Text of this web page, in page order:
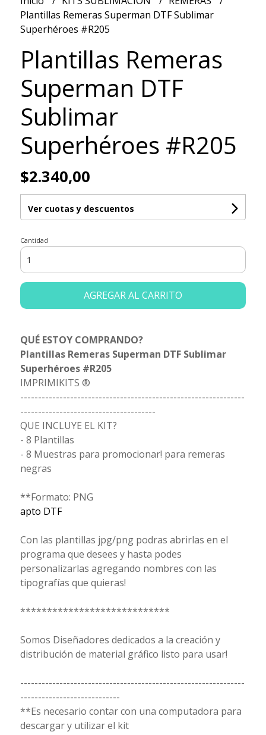
Plantillas Remeras Superman DTF Sublimar
Superhéroes #R205
Plantillas Remeras
Superman DTF
Sublimar
Superhéroes #R205
$2.340,00
Ver cuotas y descuentos
Cantidad
AGREGAR AL CARRITO
QUÉ ESTOY COMPRANDO?
Plantillas Remeras Superman DTF Sublimar
Superhéroes #R205
IMPRIMIKITS ®
---------------------------------------------------------------
--------------------------------------
QUE INCLUYE EL KIT?
- 8 Plantillas
- 8 Muestras para promocionar! para remeras
negras
**Formato: PNG
apto DTF
Con las plantillas jpg/png podras abrirlas en el
programa que desees y hasta podes
personalizarlas agregando nombres con las
tipografías que quieras!
****************************
Somos Diseñadores dedicados a la creación y
distribución de material gráfico listo para usar!
---------------------------------------------------------------
----------------------------
**Es necesario contar con una computadora para
descargar y utilizar el kit